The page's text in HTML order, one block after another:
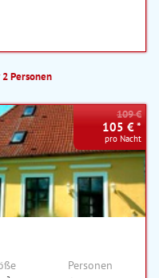
2 Personen
Personen
109 €
105 € *
pro Nacht